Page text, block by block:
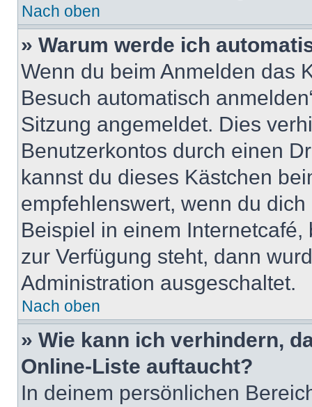
Nach oben
» Warum werde ich
Wenn du beim Anmelden das
Besuch automatisch
Sitzung angemeldet. Dies
Benutzerkontos durch einen
kannst du dieses Kästchen
empfehlenswert, wenn du
Beispiel in einem
zur Verfügung steht, dann
Administration ausgeschaltet.
Nach oben
» Wie kann ich verhindern,
Online-Liste auftaucht?
In deinem persönlichen